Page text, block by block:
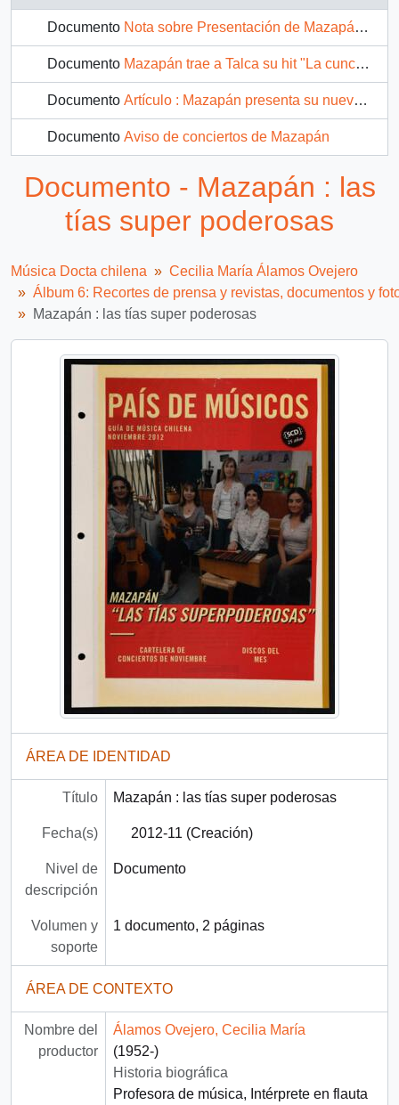
Documento Nota sobre Presentación de Mazapán en Esater Festival
Documento Mazapán trae a Talca su hit "La cuncuna amrilla"
Documento Artículo : Mazapán presenta su nuevo espectáculo con récord de funciones
Documento Aviso de conciertos de Mazapán
Documento - Mazapán : las
tías super poderosas
Música Docta chilena
Cecilia María Álamos Ovejero
Álbum 6: Recortes de prensa y revistas, documentos y
Mazapán : las tías super poderosas
ÁREA DE IDENTIDAD
Título Mazapán : las tías super poderosas
Fecha(s) 2012-11 (Creación)
Nivel de
descripción
Documento
Volumen y
soporte
1 documento, 2 páginas
ÁREA DE CONTEXTO
Nombre del
productor
Álamos Ovejero, Cecilia María
(1952-)
Historia biográfica
Profesora de música, Intérprete en flauta